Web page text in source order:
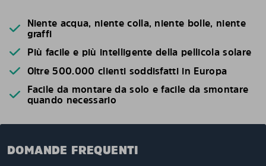
Niente acqua, niente colla, niente bolle, niente
graffi
Più facile e più intelligente della pellicola solare
Oltre 500.000 clienti soddisfatti in Europa
Facile da montare da solo e facile da smontare
quando necessario
DOMANDE FREQUENTI